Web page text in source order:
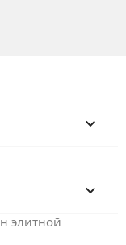
keyboard_arrow_down
keyboard_arrow_down
элитной